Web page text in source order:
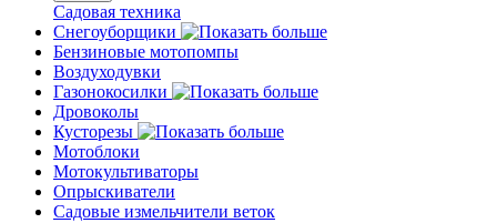
Садовая техника
Снегоуборщики
Бензиновые мотопомпы
Воздуходувки
Газонокосилки
Дровоколы
Кусторезы
Мотоблоки
Мотокультиваторы
Опрыскиватели
Садовые измельчители веток